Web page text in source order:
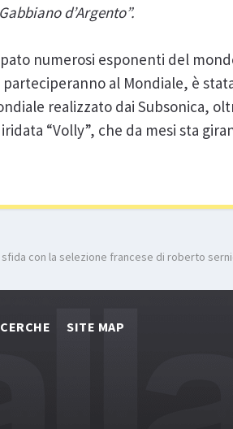
d’Argento”.
numerosi esponenti del
al Mondiale, è
realizzato dai Subsonica,
“Volly”, che da mesi sta
con la selezione francese di roberto
SITE MAP